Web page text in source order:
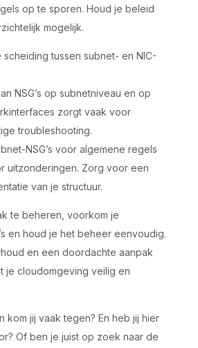
op te sporen. Houd je beleid
mogelijk.
scheiding tussen subnet- en NIC-
NSG’s op subnetniveau en op
zorgt vaak voor
troubleshooting.
NSG’s voor algemene regels
uitzonderingen. Zorg voor een
van je structuur.
te beheren, voorkom je
en houd je het beheer eenvoudig.
en een doordachte aanpak
je cloudomgeving veilig en
kom jij vaak tegen? En heb jij hier
Of ben je juist op zoek naar de